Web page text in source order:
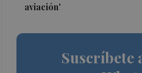
aviación'
Suscríbete